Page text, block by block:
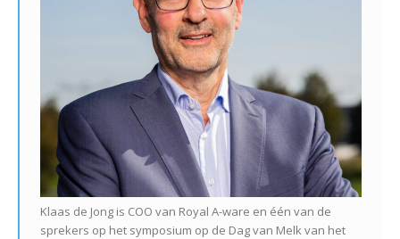
Klaas de Jong is COO van Royal A-ware en één van de
sprekers op het symposium op de Dag van Melk van het